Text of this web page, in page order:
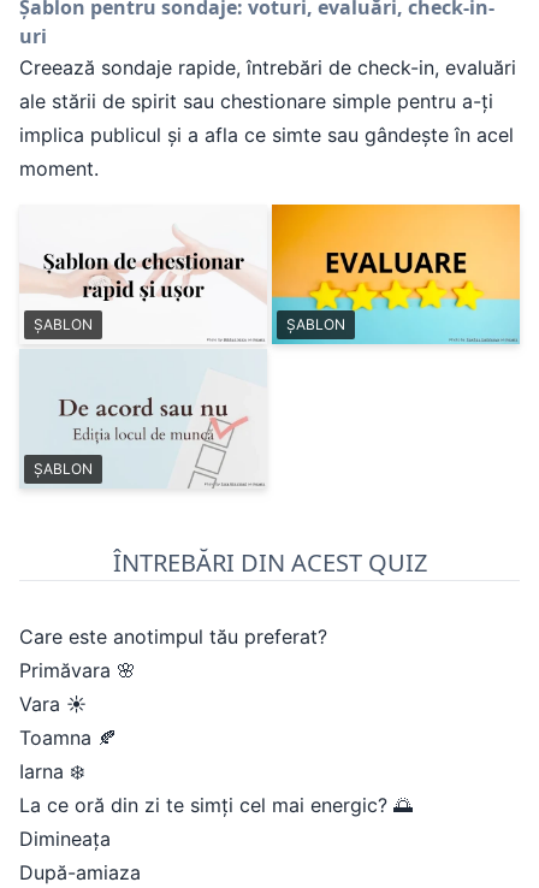
Șablon pentru sondaje: voturi, evaluări, check-in-
uri
Creează sondaje rapide, întrebări de check-in, evaluări
ale stării de spirit sau chestionare simple pentru a-ți
implica publicul și a afla ce simte sau gândește în acel
moment.
ȘABLON ȘABLON
ȘABLON
ÎNTREBĂRI DIN ACEST QUIZ
Care este anotimpul tău preferat?
Primăvara 🌸
Vara ☀️
Toamna 🍂
Iarna ❄️
La ce oră din zi te simți cel mai energic? 🌅
Dimineața
După-amiaza